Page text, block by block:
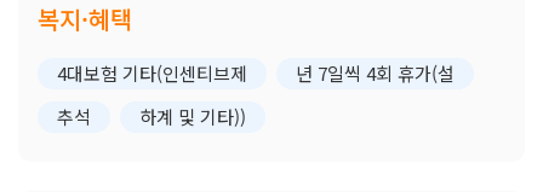
복지·혜택
4대보험 기타(인센티브제
년 7일씩 4회 휴가(설
추석
하계 및 기타))